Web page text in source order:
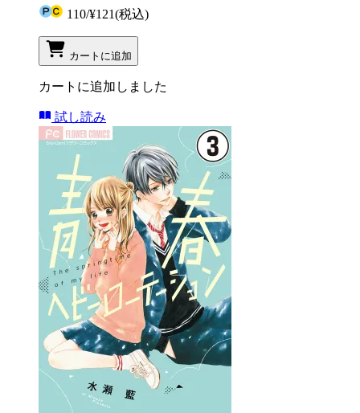
110/¥121(税込)
カートに追加
カートに追加しました
試し読み